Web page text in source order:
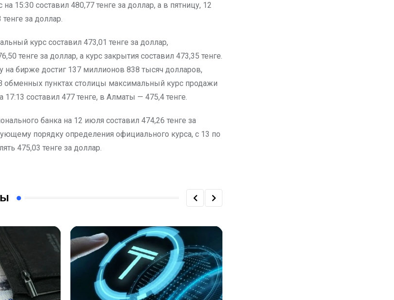
15:30 составил 480,77 тенге за доллар, а в пятницу, 12
за доллар.
курс составил 473,01 тенге за доллар,
тенге за доллар, а курс закрытия составил 473,35 тенге.
на бирже достиг 137 миллионов 838 тысяч долларов,
обменных пунктах столицы максимальный курс продажи
составил 477 тенге, в Алматы — 475,4 тенге.
банка на 12 июля составил 474,26 тенге за
порядку определения официального курса, с 13 по
475,03 тенге за доллар.